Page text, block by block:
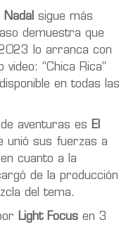
Nadal sigue más
demuestra que
lo arranca con
“Chica Rica”
en todas las
aventuras es El
unió sus fuerzas a
cuanto a la
de la producción
del tema.
Light Focus en 3